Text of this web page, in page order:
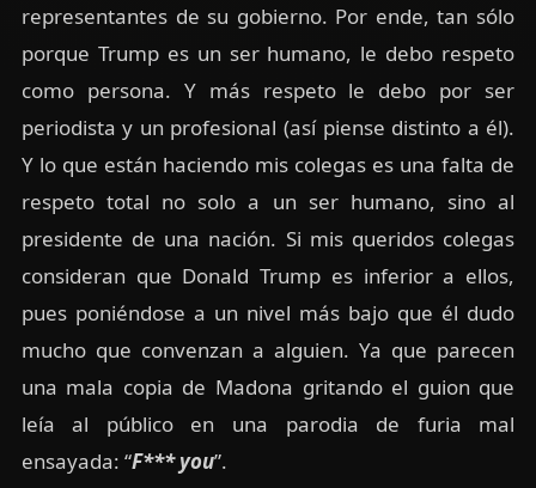
representantes de su gobierno. Por ende, tan sólo
porque Trump es un ser humano, le debo respeto
como persona. Y más respeto le debo por ser
periodista y un profesional (así piense distinto a él).
Y lo que están haciendo mis colegas es una falta de
respeto total no solo a un ser humano, sino al
presidente de una nación. Si mis queridos colegas
consideran que Donald Trump es inferior a ellos,
pues poniéndose a un nivel más bajo que él dudo
mucho que convenzan a alguien. Ya que parecen
una mala copia de Madona gritando el guion que
leía al público en una parodia de furia mal
ensayada: “F*** you”.